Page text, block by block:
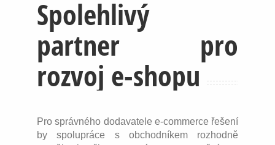
Spolehlivý
partner pro
rozvoj e-shopu
Pro správného dodavatele e-commerce řešení
by spolupráce s obchodníkem rozhodně